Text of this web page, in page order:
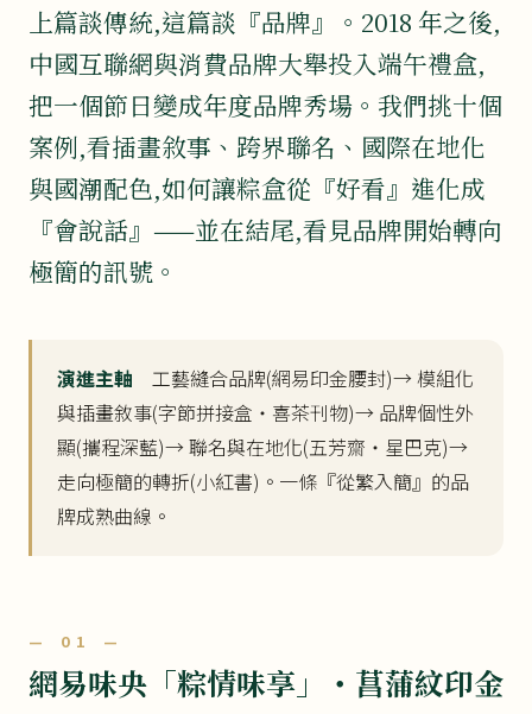
上篇談傳統,這篇談『品牌』。2018 年之後,
中國互聯網與消費品牌大舉投入端午禮盒,
把一個節日變成年度品牌秀場。我們挑十個
案例,看插畫敘事、跨界聯名、國際在地化
與國潮配色,如何讓粽盒從『好看』進化成
『會說話』——並在結尾,看見品牌開始轉向
極簡的訊號。
演進主軸 工藝縫合品牌(網易印金腰封)→ 模組化
與插畫敘事(字節拼接盒・喜茶刊物)→ 品牌個性外
顯(攜程深藍)→ 聯名與在地化(五芳齋・星巴克)→
走向極簡的轉折(小紅書)。一條『從繁入簡』的品
牌成熟曲線。
— 01 —
網易味央「粽情味享」・菖蒲紋印金